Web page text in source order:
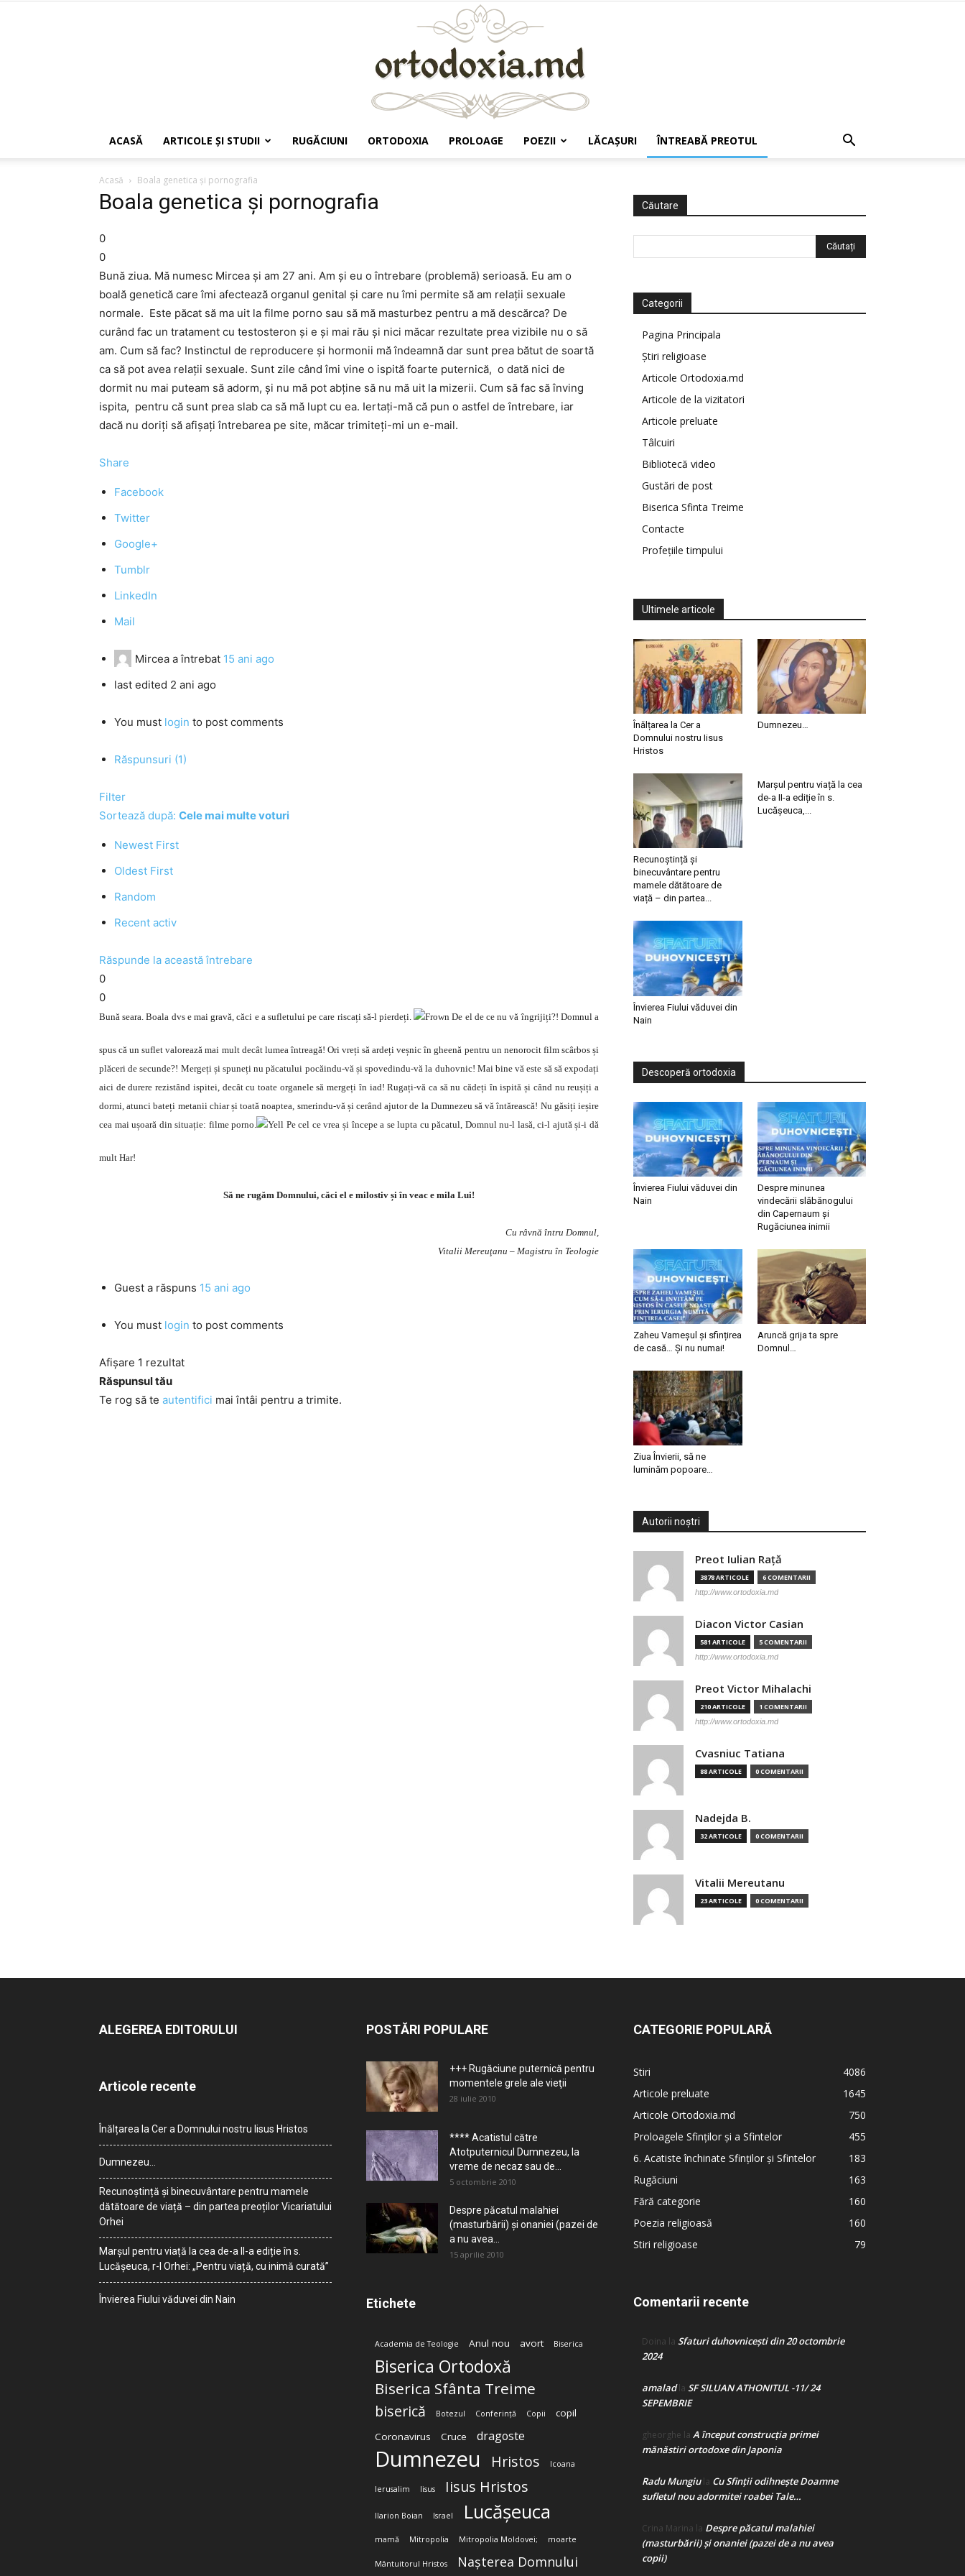
ACASĂ ARTICOLE ŞI STUDII RUGĂCIUNI ORTODOXIA PROLOAGE POEZII LĂCAŞURI ÎNTREABĂ PREOTUL
Acasă Boala genetica şi pornografia
Boala genetica şi pornografia
0
0
Bună ziua. Mă numesc Mircea şi am 27 ani. Am şi eu o întrebare (problemă) serioasă. Eu am o
boală genetică care îmi afectează organul genital şi care nu îmi permite să am relaţii sexuale
normale. Este păcat să ma uit la filme porno sau să mă masturbez pentru a mă descărca? De
curând fac un tratament cu testosteron şi e şi mai rău şi nici măcar rezultate prea vizibile nu o să
am. Cum să fac? Instinctul de reproducere şi hormonii mă îndeamnă dar sunt prea bătut de soartă
ca să pot avea relaţii sexuale. Sunt zile când îmi vine o ispită foarte puternică, o dată nici de
dormit nu mai puteam să adorm, şi nu mă pot abţine să nu mă uit la mizerii. Cum să fac să înving
ispita, pentru că sunt prea slab ca să mă lupt cu ea. Iertaţi-mă că pun o astfel de întrebare, iar
dacă nu doriţi să afişaţi întrebarea pe site, măcar trimiteţi-mi un e-mail.
Share
Facebook
Twitter
Google+
Tumblr
LinkedIn
Mail
Mircea a întrebat 15 ani ago
last edited 2 ani ago
You must login to post comments
Răspunsuri (1)
Filter
Sortează după: Cele mai multe voturi
Newest First
Oldest First
Random
Recent activ
Răspunde la această întrebare
0
0
Bună seara. Boala dvs e mai gravă, căci e a sufletului pe care riscați să-l pierdeți. De el de ce nu vă îngrijiți?! Domnul a
spus că un suflet valorează mai mult decât lumea întreagă! Ori vreți să ardeți veșnic în gheenă pentru un nenorocit film scârbos și
plăceri de secunde?! Mergeți și spuneți nu păcatului pocăindu-vă și spovedindu-vă la duhovnic! Mai bine vă este să să expodați
aici de durere rezistând ispitei, decât cu toate organele să mergeți în iad! Rugați-vă ca să nu cădeți în ispită și când nu reușiți a
dormi, atunci bateți metanii chiar și toată noaptea, smerindu-vă și cerând ajutor de la Dumnezeu să vă întărească! Nu găsiți ieșire
cea mai ușoară din situație: filme porno.
Pe cel ce vrea și începe a se lupta cu păcatul, Domnul nu-l lasă, ci-l ajută și-i dă
mult Har!
Să ne rugăm Domnului, căci el e milostiv și în veac e mila Lui!
Cu râvnă întru Domnul,
Vitalii Mereuţanu – Magistru în Teologie
Guest a răspuns 15 ani ago
You must login to post comments
Afișare 1 rezultat
Răspunsul tău
Te rog să te autentifici mai întâi pentru a trimite.
Căutare
Categorii
Pagina Principala
Știri religioase
Articole Ortodoxia.md
Articole de la vizitatori
Articole preluate
Tâlcuiri
Bibliotecă video
Gustări de post
Biserica Sfinta Treime
Contacte
Profețiile timpului
Ultimele articole
Înălțarea la Cer a
Domnului nostru Iisus
Hristos
Dumnezeu…
Recunoștință și
binecuvântare pentru
mamele dătătoare de
viață – din partea...
Marșul pentru viață la cea
de-a II-a ediție în s.
Lucășeuca,...
Învierea Fiului văduvei din
Nain
Descoperă ortodoxia
Învierea Fiului văduvei din
Nain
Despre minunea
vindecării slăbănogului
din Capernaum și
Rugăciunea inimii
Zaheu Vameșul și sfințirea
de casă… Și nu numai!
Aruncă grija ta spre
Domnul…
Ziua Învierii, să ne
luminăm popoare…
Autorii noștri
Preot Iulian Raţă
3878 ARTICOLE 6 COMENTARII
http://www.ortodoxia.md
Diacon Victor Casian
581 ARTICOLE 5 COMENTARII
http://www.ortodoxia.md
Preot Victor Mihalachi
210 ARTICOLE 1 COMENTARII
http://www.ortodoxia.md
Cvasniuc Tatiana
88 ARTICOLE 0 COMENTARII
Nadejda B.
32 ARTICOLE 0 COMENTARII
Vitalii Mereutanu
23 ARTICOLE 0 COMENTARII
ALEGEREA EDITORULUI
Articole recente
Înălțarea la Cer a Domnului nostru Iisus Hristos
Dumnezeu…
Recunoștință și binecuvântare pentru mamele
dătătoare de viață – din partea preoților Vicariatului
Orhei
Marșul pentru viață la cea de-a II-a ediție în s.
Lucășeuca, r-l Orhei: „Pentru viață, cu inimă curată”
Învierea Fiului văduvei din Nain
POSTĂRI POPULARE
+++ Rugăciune puternică pentru
momentele grele ale vieţii
28 iulie 2010
**** Acatistul către
Atotputernicul Dumnezeu, la
vreme de necaz sau de...
5 octombrie 2010
Despre păcatul malahiei
(masturbării) şi onaniei (pazei de
a nu avea...
15 aprilie 2010
Etichete
Academia de Teologie Anul nou avort Biserica
Biserica Ortodoxă
Biserica Sfânta Treime
biserică Botezul Conferință Copii
copil
Coronavirus
Cruce dragoste
Dumnezeu Hristos Icoana
Ierusalim Iisus Iisus Hristos
Ilarion Boian Israel Lucășeuca
mamă Mitropolia Mitropolia Moldovei; moarte
Mântuitorul Hristos Nașterea Domnului
CATEGORIE POPULARĂ
Stiri
4086
Articole preluate
1645
Articole Ortodoxia.md
750
Proloagele Sfinților și a Sfintelor
455
6. Acatiste închinate Sfinților și Sfintelor
183
Rugăciuni
163
Fără categorie
160
Poezia religioasă
160
Stiri religioase
79
Comentarii recente
Doina la Sfaturi duhovnicești din 20 octombrie
2024
amaladla SF SILUAN ATHONITUL -11/ 24
SEPEMBRIE
gheorghe la A început construcţia primei
mănăstiri ortodoxe din Japonia
Radu Mungiula Cu Sfinții odihnește Doamne
sufletul nou adormitei roabei Tale…
Crina Marina la Despre păcatul malahiei
(masturbării) şi onaniei (pazei de a nu avea
copii)